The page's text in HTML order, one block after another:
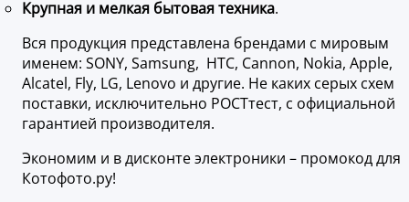
Крупная и мелкая бытовая техника.
Вся продукция представлена брендами с мировым
именем: SONY, Samsung, HTC, Cannon, Nokia, Apple,
Alcatel, Fly, LG, Lenovo и другие. Не каких серых схем
поставки, исключительно РОСТтест, с официальной
гарантией производителя.
Экономим и в дисконте электроники – промокод для
Котофото.ру!